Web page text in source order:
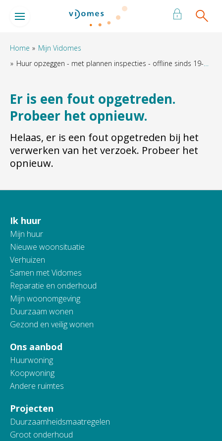
Naar de homepage
Ga naar Hoofd
Home
Mijn Vidomes
Huur opzeggen - met plannen inspecties - offline sinds 19-06-2026
Er is een fout opgetreden.
Probeer het opnieuw.
Helaas, er is een fout opgetreden bij het
verwerken van het verzoek. Probeer het
opnieuw.
Contactinformatie
Ik huur
Mijn huur
Nieuwe woonsituatie
Verhuizen
Samen met Vidomes
Reparatie en onderhoud
Mijn woonomgeving
Duurzaam wonen
Gezond en veilig wonen
Ons aanbod
Huurwoning
Koopwoning
Andere ruimtes
Projecten
Duurzaamheidsmaatregelen
Groot onderhoud